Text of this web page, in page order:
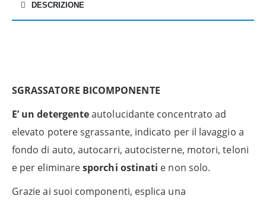
DESCRIZIONE
SGRASSATORE BICOMPONENTE
E’ un detergenteautolucidante concentrato ad
elevato potere sgrassante, indicato per il lavaggio a
fondo di auto, autocarri, autocisterne, motori, teloni
e per eliminaresporchi ostinati e non solo.
Grazie ai suoi componenti, esplica una